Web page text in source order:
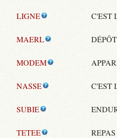
LIGNE C'EST
MAERL
MODEM
NASSE C'EST
SUBIE
TETEE